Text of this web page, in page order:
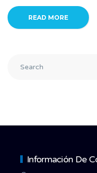
READ MORE
Información De